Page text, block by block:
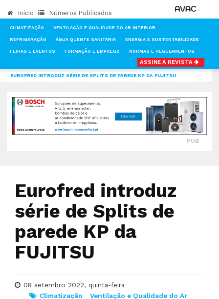
Início Números Publicados
CLIMATIZAÇÃO VENTILAÇÃO E QUALIDADE DO AR INTERIOR
REFRIGERAÇÃO ÁGUA QUENTE SANITÁRIA ENERGIA E SUSTENTABILIDADE
FEIRAS E EVENTOS FORMAÇÃO E EMPREGO NORMAS E REGULAMENTOS
ASSINE A REVISTA
EUROFRED INTRODUZ SÉRIE DE SPLITS DE PAREDE KP DA FUJITSU
PUB
Eurofred introduz
série de Splits de
parede KP da
FUJITSU
08 setembro 2022, quinta-feira
Climatização
Ventilação e Qualidade do Ar